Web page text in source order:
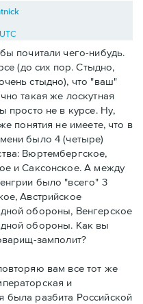
почитали чего-нибудь.
(до сих пор. Стыдно,
стыдно), что "ваш"
такая же лоскутная
просто не в курсе. Ну,
понятия не имеете, что в
было 4 (четыре)
Вюртембергское,
и Саксонское. А между
было "всего" 3
Австрийское
обороны, Венгерское
обороны. Как вы
замполит?
вам все тот же
и
была разбита Российской